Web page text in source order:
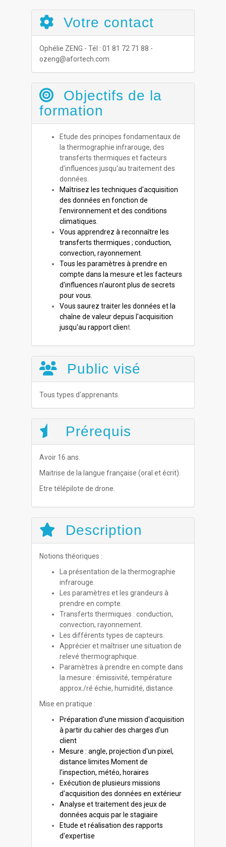
Votre contact
Ophélie ZENG - Tél : 01 81 72 71 88 -
ozeng@afortech.com
Objectifs de la
formation
Etude des principes fondamentaux de
la thermographie infrarouge, des
transferts thermiques et facteurs
d'influences jusqu'au traitement des
données.
Maîtrisez les techniques d'acquisition
des données en fonction de
l'environnement et des conditions
climatiques.
Vous apprendrez à reconnaître les
transferts thermiques ; conduction,
convection, rayonnement.
Tous les paramètres à prendre en
compte dans la mesure et les facteurs
d'influences n'auront plus de secrets
pour vous.
Vous saurez traiter les données et la
chaîne de valeur depuis l'acquisition
jusqu'au rapport client.
Public visé
Tous types d'apprenants.
Prérequis
Avoir 16 ans.
Maitrise de la langue française (oral et écrit).
Etre télépilote de drone.
Description
Notions théoriques :
La présentation de la thermographie
infrarouge.
Les paramètres et les grandeurs à
prendre en compte.
Transferts thermiques : conduction,
convection, rayonnement.
Les différents types de capteurs.
Apprécier et maîtriser une situation de
relevé thermographique.
Paramètres à prendre en compte dans
la mesure : émissivité, température
approx./ré échie, humidité, distance.
Mise en pratique :
Préparation d'une mission d'acquisition
à partir du cahier des charges d'un
client
Mesure : angle, projection d'un pixel,
distance limites Moment de
l'inspection, météo, horaires
Exécution de plusieurs missions
d'acquisition des données en extérieur
Analyse et traitement des jeux de
données acquis par le stagiaire
Etude et réalisation des rapports
d'expertise